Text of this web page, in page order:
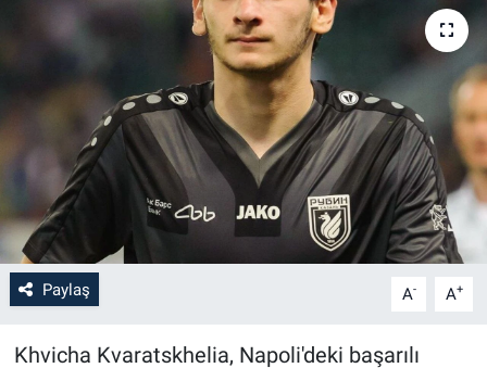
Paylaş A- A+
Khvicha Kvaratskhelia, Napoli'deki başarılı